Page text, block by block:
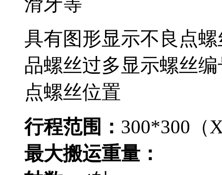
具有图形显示不良点
品螺丝过多显示螺丝
点螺丝位置
行程范围： 300*300（
最大搬运重量：